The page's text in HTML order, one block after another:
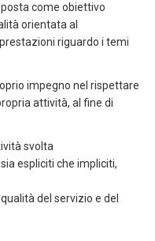
posta come obiettivo
orientata al
riguardo i temi
impegno nel rispettare
attività, al fine di
svolta
espliciti che impliciti,
del servizio e del